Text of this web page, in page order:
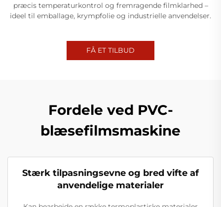
præcis temperaturkontrol og fremragende filmklarhed –
ideel til emballage, krympfolie og industrielle anvendelser.
FÅ ET TILBUD
Fordele ved PVC-
blæsefilmsmaskine
Stærk tilpasningsevne og bred vifte af
anvendelige materialer